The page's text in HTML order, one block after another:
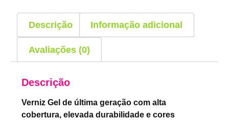
Descrição Informação adicional
Avaliações (0)
Descrição
Verniz Gel de última geração com alta
cobertura, elevada durabilidade e cores